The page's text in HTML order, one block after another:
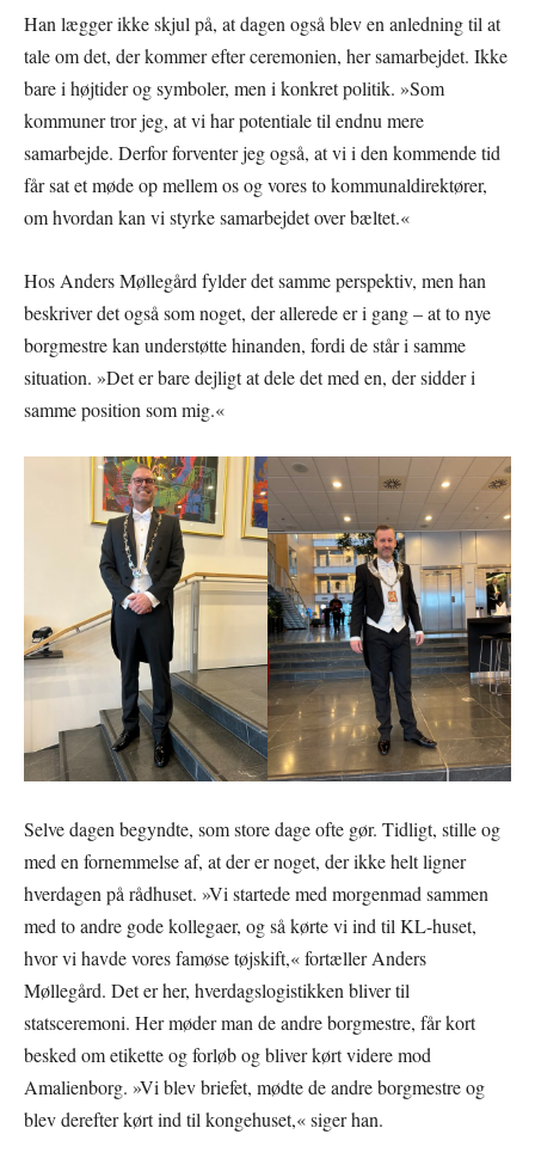
Han lægger ikke skjul på, at dagen også blev en anledning til at
tale om det, der kommer efter ceremonien, her samarbejdet. Ikke
bare i højtider og symboler, men i konkret politik. »Som
kommuner tror jeg, at vi har potentiale til endnu mere
samarbejde. Derfor forventer jeg også, at vi i den kommende tid
får sat et møde op mellem os og vores to kommunaldirektører,
om hvordan kan vi styrke samarbejdet over bæltet.«
Hos Anders Møllegård fylder det samme perspektiv, men han
beskriver det også som noget, der allerede er i gang – at to nye
borgmestre kan understøtte hinanden, fordi de står i samme
situation. »Det er bare dejligt at dele det med en, der sidder i
samme position som mig.«
Selve dagen begyndte, som store dage ofte gør. Tidligt, stille og
med en fornemmelse af, at der er noget, der ikke helt ligner
hverdagen på rådhuset. »Vi startede med morgenmad sammen
med to andre gode kollegaer, og så kørte vi ind til KL-huset,
hvor vi havde vores famøse tøjskift,« fortæller Anders
Møllegård. Det er her, hverdagslogistikken bliver til
statsceremoni. Her møder man de andre borgmestre, får kort
besked om etikette og forløb og bliver kørt videre mod
Amalienborg. »Vi blev briefet, mødte de andre borgmestre og
blev derefter kørt ind til kongehuset,« siger han.